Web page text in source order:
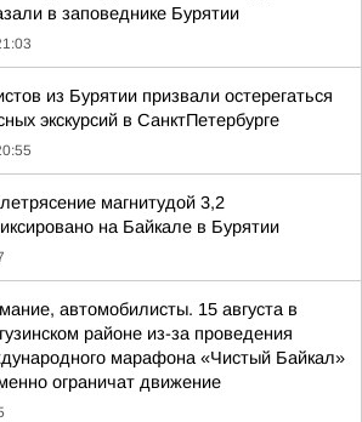
в заповеднике Бурятии
из Бурятии призвали остерегаться
экскурсий в СанктПетербурге
магнитудой 3,2
на Байкале в Бурятии
автомобилисты. 15 августа в
районе из-за проведения
марафона «Чистый Байкал»
ограничат движение